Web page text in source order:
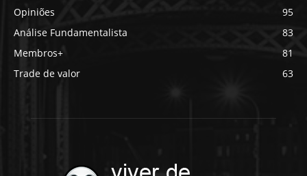
Opiniões
95
Análise Fundamentalista
83
Membros+
81
Trade de valor
63